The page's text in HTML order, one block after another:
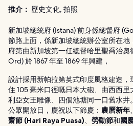
推介： 歷史文化, 拍照
新加坡總統府 (Istana) 前身係總督府
節路上面，係新加坡總統辦公室所在
府第由新加坡第一任總督哈里聖喬治奧
Ord) 於 1867 年至 1869 年興建，
設計採用新帕拉第英式印度風格建造
住 105 毫米口徑嘅日本大砲、由西西
利亞女王雕像、四個池塘同一口舊水
公眾開放日，慶祝以下節慶： 農曆新年、
齋節 (Hari Raya Puasa)、 勞動節和國